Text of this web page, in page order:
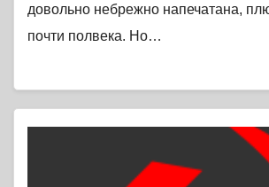
довольно небрежно напечатана,
почти полвека. Но…